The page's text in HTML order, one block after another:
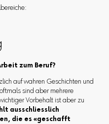
zum Beruf?
auf wahren Geschichten und
sind aber mehrere
Vorbehalt ist aber zu
ausschliesslich
die es «geschafft